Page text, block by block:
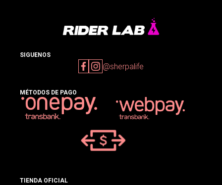
SIGUENOS
@sherpalife
MÉTODOS DE PAGO
TIENDA OFICIAL